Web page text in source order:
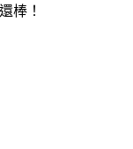
棒！